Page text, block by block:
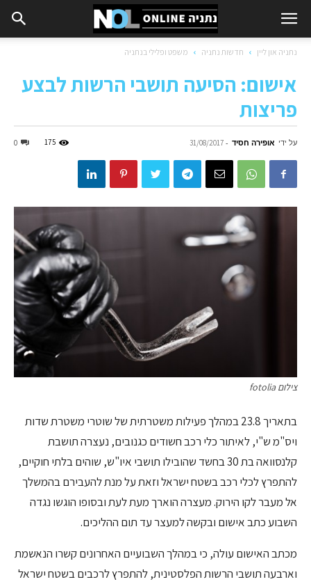
נתניה און ליין חדשות נתניה משפט ופלילי בנתניה
אישום: הסיעה תושבי הרשות לבצע
פריצות
על ידי אופירה חסיד -
31/08/2017
0 175
צילום fotolia
בתאריך 23.8 במהלך פעילות משטרתית של שוטרי משטרת שדות
ויס"מ ש"י, לאיתור כלי רכב חשודים כגנובים, נעצרה תושבת
קלנסוואה בת 30 בחשד שהובילו תושבי איו"ש, שוהים בלתי חוקיים,
להתפרץ לכלי רכב בשטח ישראל וזאת על מנת להעבירם בהמשלך
אל מעבר לקו הירוק. מעצרה הוארך מעת לעת ובסופו הוגשו נגדה
השבוע כתב אישום ובקשה למעצר עד תום ההליכים.
מכתב האישום עולה, כי במהלך השבועיים האחרונים קשרו הנאשמת
וארבעה תושבי הרשות הפלסטינית, להתפרץ לרכבים בשטח ישראל